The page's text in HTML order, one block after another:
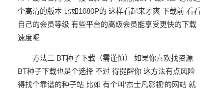
个高清的版本 比如1080P的 这样看起来才爽 下载前 看看
自己的会员等级 有些平台的高级会员能享受更快的下载
速度呢
方法二 BT种子下载（需谨慎） 如果你喜欢找资源
BT种子下载也是个选择 不过 得提醒你 这方法有点风险
得找个靠谱的种子站 比如 有个叫‘杰士凡影视’的网站 就